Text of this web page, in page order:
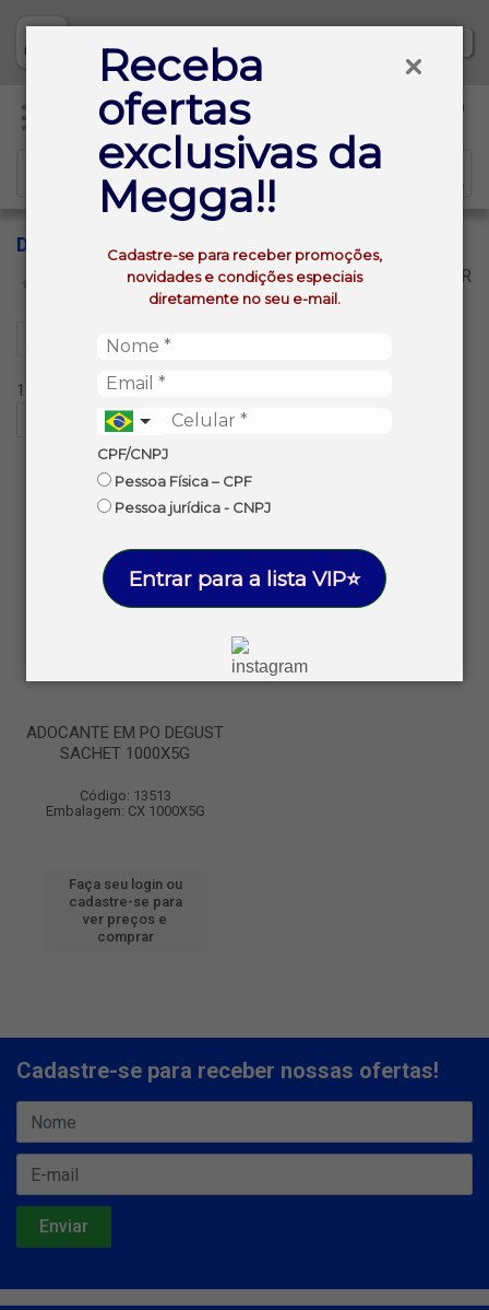
Receba
ofertas
exclusivas da
Megga!!
Cadastre-se para receber promoções,
novidades e condições especiais
diretamente no seu e-mail.
CPF/CNPJ
Pessoa Física – CPF
Pessoa jurídica - CNPJ
Entrar para a lista VIP⭐
DEGUST
VOLTAR
DEGUST
1 produtos ordenados por:
ADOCANTE EM PO DEGUST
SACHET 1000X5G
Código: 13513
Embalagem: CX 1000X5G
Faça seu login ou
cadastre-se para
ver preços e
comprar
Cadastre-se para receber nossas ofertas!